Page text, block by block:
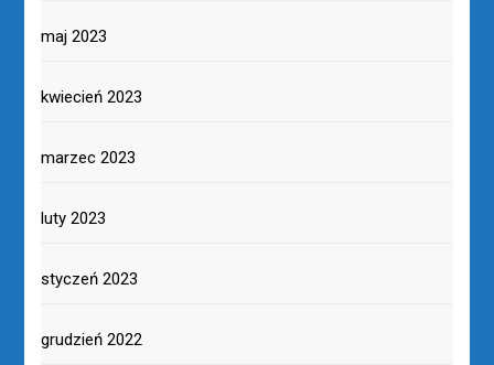
maj 2023
kwiecień 2023
marzec 2023
luty 2023
styczeń 2023
grudzień 2022